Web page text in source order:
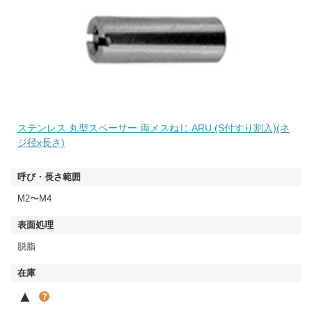
ステンレス 丸型スペーサー 両メスねじ ARU (S付すり割入)(ネ
ジ径x長さ)
M2〜M4
脱脂
▲